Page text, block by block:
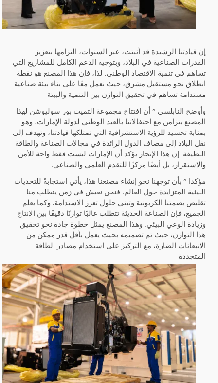
إن قيادتنا الرشيدة قد أثبتت، عبر السنوات، التزامها بتعزيز
القدرات الصناعية في البلاد، وبتوجيه الدعم الكامل للمشاريع التي
تساهم في تنمية الاقتصاد الوطني. لذا، فإن هذا المصنع هو نقطة
انطلاق نحو مستقبل مشرق، حيث نعمل معًا على بناء بيئة صناعية
مستدامة تساهم في تحقيق التوازن بين التنمية والبيئة
وأوضح النابلسي ” أن افتتاح مجموعة التميت بور سوليوشن لهذا
المصنع يتزامن مع احتفالاتنا بالعيد الوطني لدولة الإمارات، وهو
بمثابة تجسيد للرؤية الاستشرافية التي تمتلكها قيادتنا، وتهدف إلى
نقل البلاد إلى مصاف الدول الرائدة في مجالات الصناعة والطاقة
النظيفة. إن هذا الإنجاز يؤكد أن الإمارات ليست فقط واحة للأمن
والاستقرار، بل أيضًا مركزًا للتقدم العلمي والصناعي.
مؤكدا ” بأن توجهنا نحو إنشاء مصنعنا هذا، يأتي استجابةً للتحديات
البيئية المتزايدة حول العالم. فنحن نعيش في زمن يتطلب منا
تقليص بصمتنا الكربونية وتبني حلول تعزز الاستدامة. وكما يعلم
الجميع، فإن الصناعة الحديثة تتطلب غالبًا توازنًا دقيقًا بين الإنتاج
وزيادة الوعي البيئي. وهذا المصنع يمثل خطوة جادة نحو تحقيق
هذا التوازن، حيث تم تصميمه بحيث يعمل بأقل قدر ممكن من
الانبعاثات الضارة، مع التركيز على استخدام مصادر الطاقة
المتجددة